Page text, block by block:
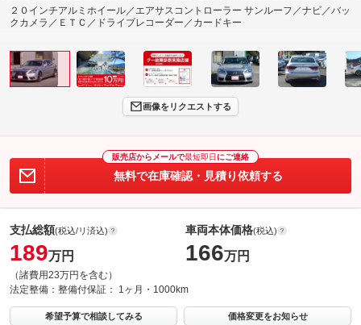
２０インチアルミホイール／エアサスコントローラー サンルーフ／ナビ／バッ
クカメラ／ＥＴＣ／ドライブレコーダー／カードキー
画像をリクエストする
販売店からメールで最短即日 にご連絡
無料で在庫確認・見積り依頼する
支払総額(税込/リ済込)
189万円
（諸費用23万円を含む）
車両本体価格(税込)
166万円
法定整備： 整備付保証： 1ヶ月・1000km
希望予算で相談してみる 価格変更をお知らせ